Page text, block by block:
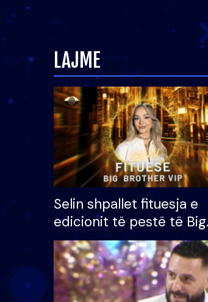
LAJME
Selin shpallet fituesja e
edicionit të pestë të Big
Brother VIP, rrëmben
çmimin e madh prej 100
mijë eurosh